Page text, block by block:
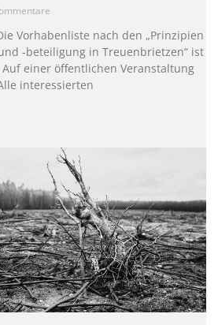
Vorhabenliste nach den „Prinzipien
-beteiligung in Treuenbrietzen“ ist
einer öffentlichen Veranstaltung
interessierten